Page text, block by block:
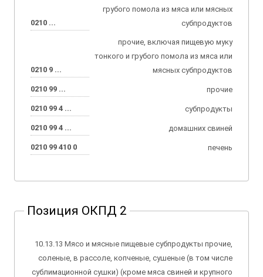
0210 ...
грубого помола из мяса или мясных
субпродуктов
0210 9 ...
прочие, включая пищевую муку
тонкого и грубого помола из мяса или
мясных субпродуктов
0210 99 ... прочие
0210 99 4 ... субпродукты
0210 99 4 ... домашних свиней
0210 99 410 0 печень
Позиция ОКПД 2
10.13.13 Мясо и мясные пищевые субпродукты прочие,
соленые, в рассоле, копченые, сушеные (в том числе
сублимационной сушки) (кроме мяса свиней и крупного